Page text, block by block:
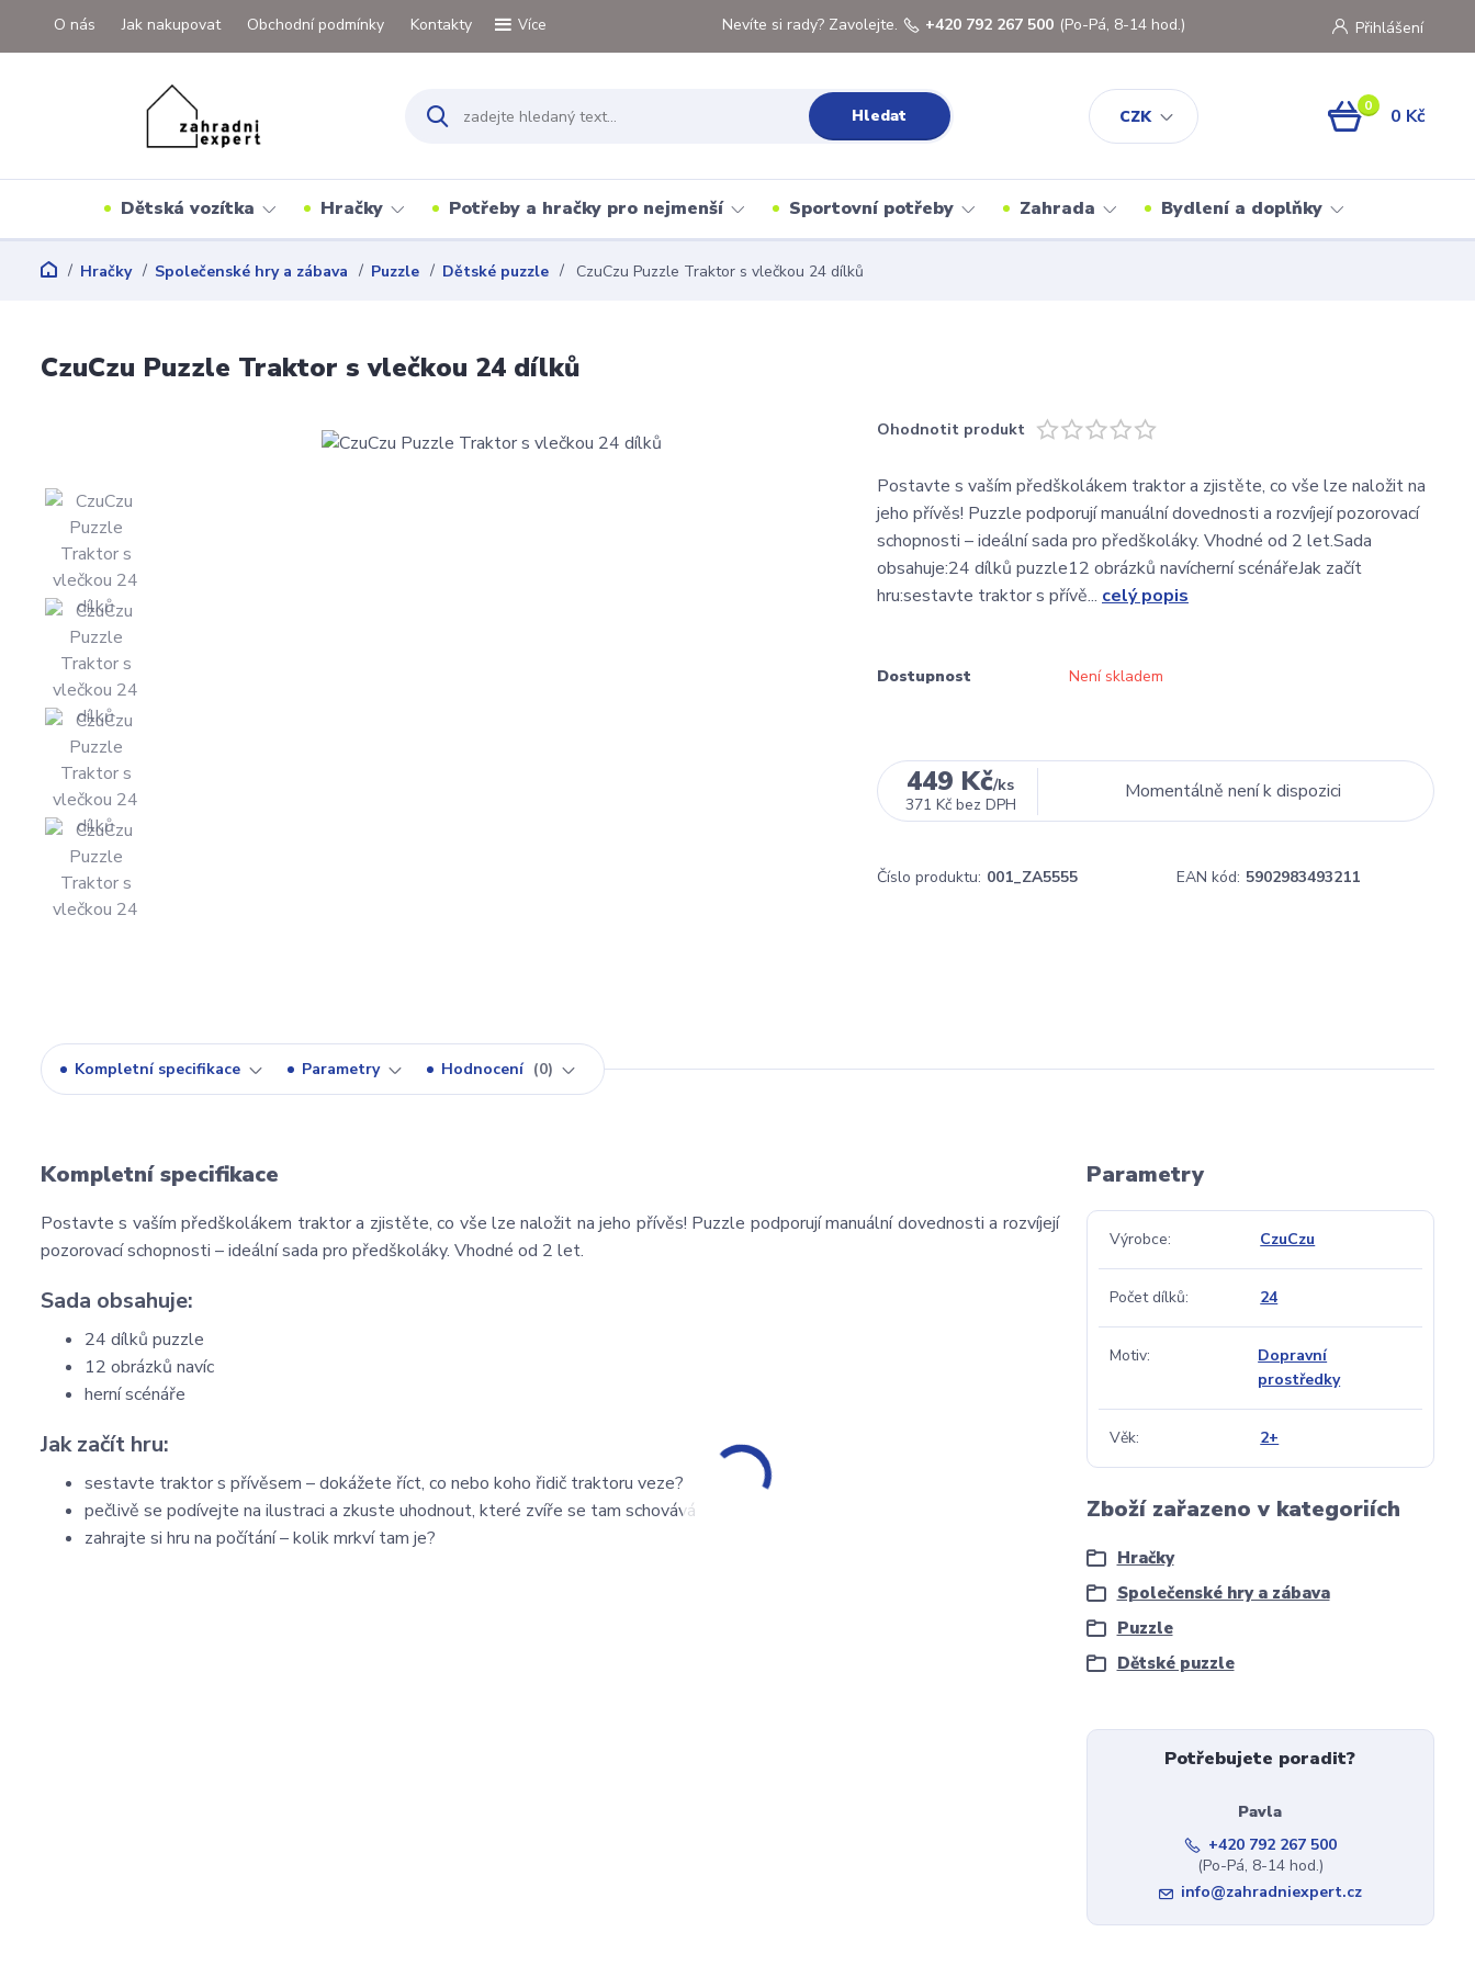
O nás Jak nakupovat Obchodní podmínky Kontakty Více
CZK
Přihlášení
Hledat
Nevíte si rady? Zavolejte. +420 792 267 500 (Po-Pá, 8-14 hod.)
0 0 Kč
Dětská vozítka Hračky Potřeby a hračky pro nejmenší Sportovní potřeby Zahrada Bydlení a doplňky
Hračky Společenské hry a zábava Puzzle Dětské puzzle CzuCzu Puzzle Traktor s vlečkou 24 dílků
CzuCzu Puzzle Traktor s vlečkou 24 dílků
Ohodnotit produkt
Postavte s vaším předškolákem traktor a zjistěte, co vše lze naložit na
jeho přívěs! Puzzle podporují manuální dovednosti a rozvíjejí pozorovací
schopnosti – ideální sada pro předškoláky. Vhodné od 2 let.Sada
obsahuje:24 dílků puzzle12 obrázků navícherní scénářeJak začít
hru:sestavte traktor s přívě... celý popis
Dostupnost Není skladem
449 Kč/ks
371 Kč bez DPH
Momentálně není k dispozici
Číslo produktu: 001_ZA5555 EAN kód: 5902983493211
Kompletní specifikace Parametry Hodnocení 0
Kompletní specifikace
Postavte s vaším předškolákem traktor a zjistěte, co vše lze naložit na jeho přívěs! Puzzle podporují manuální dovednosti a rozvíjejí
pozorovací schopnosti – ideální sada pro předškoláky. Vhodné od 2 let.
Sada obsahuje:
24 dílků puzzle
12 obrázků navíc
herní scénáře
Jak začít hru:
sestavte traktor s přívěsem – dokážete říct, co nebo koho řidič traktoru veze?
pečlivě se podívejte na ilustraci a zkuste uhodnout, které zvíře se tam schovává
zahrajte si hru na počítání – kolik mrkví tam je?
Parametry
Výrobce CzuCzu
Počet dílků 24
Motiv
Dopravní
prostředky
Věk 2+
Zboží zařazeno v kategoriích
Hračky
Společenské hry a zábava
Puzzle
Dětské puzzle
Potřebujete poradit?
Pavla
+420 792 267 500
(Po-Pá, 8-14 hod.)
info@zahradniexpert.cz